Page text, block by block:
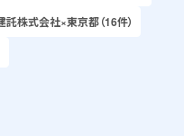
託株式会社×東京都（16件）